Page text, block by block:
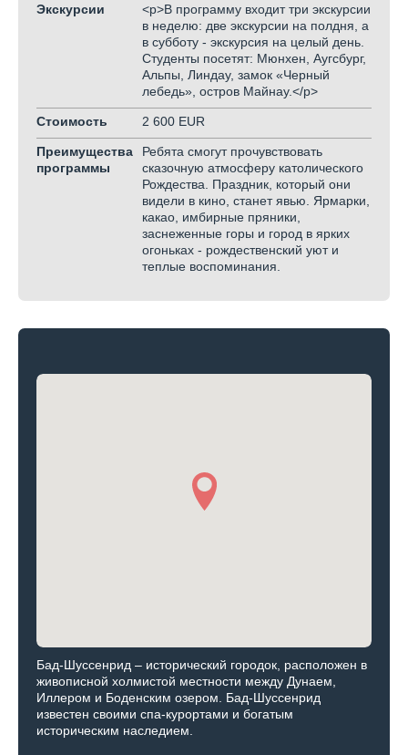
Экскурсии
<p>В программу входит три экскурсии
в неделю: две экскурсии на полдня, а
в субботу - экскурсия на целый день.
Студенты посетят: Мюнхен, Аугсбург,
Альпы, Линдау, замок «Черный
лебедь», остров Майнау.</p>
Стоимость 2 600 EUR
Преимущества
программы
Ребята смогут прочувствовать
сказочную атмосферу католического
Рождества. Праздник, который они
видели в кино, станет явью. Ярмарки,
какао, имбирные пряники,
заснеженные горы и город в ярких
огоньках - рождественский уют и
теплые воспоминания.
Бад-Шуссенрид – исторический городок, расположен в
живописной холмистой местности между Дунаем,
Иллером и Боденским озером. Бад-Шуссенрид
известен своими спа-курортами и богатым
историческим наследием.